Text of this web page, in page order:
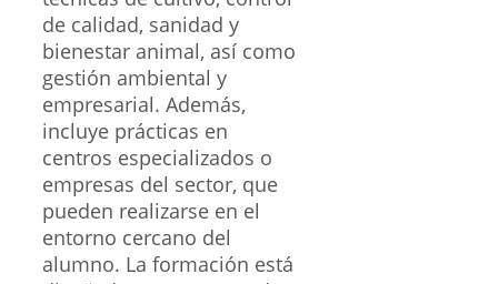
de calidad, sanidad y
bienestar animal, así como
gestión ambiental y
empresarial. Además,
incluye prácticas en
centros especializados o
empresas del sector, que
pueden realizarse en el
entorno cercano del
alumno. La formación está